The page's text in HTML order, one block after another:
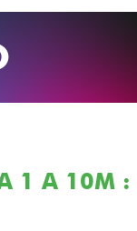
1 A 10M :